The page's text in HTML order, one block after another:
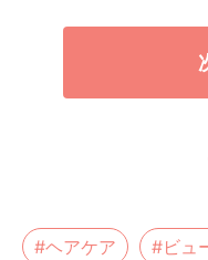
#ヘアケア #ビュ